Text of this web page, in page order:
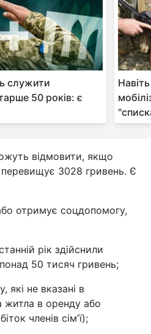
служити
50 років: є
відмовити, якщо
3028 гривень. Є
отримує соцдопомогу,
рік здійснили
50 тисяч гривень;
які не вказані в
житла в оренду або
членів сім'ї);